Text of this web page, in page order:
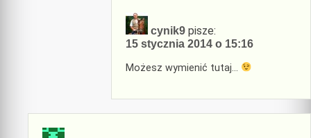
cynik9 pisze:
15 stycznia 2014 o 15:16
Możesz wymienić tutaj…